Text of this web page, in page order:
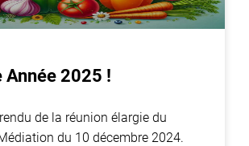
Année 2025 !
de la réunion élargie du
du 10 décembre 2024.